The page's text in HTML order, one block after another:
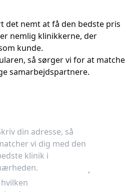
det nemt at få den bedste pris
nemlig klinikkerne, der
kunde.
så sørger vi for at matche
samarbejdspartnere.